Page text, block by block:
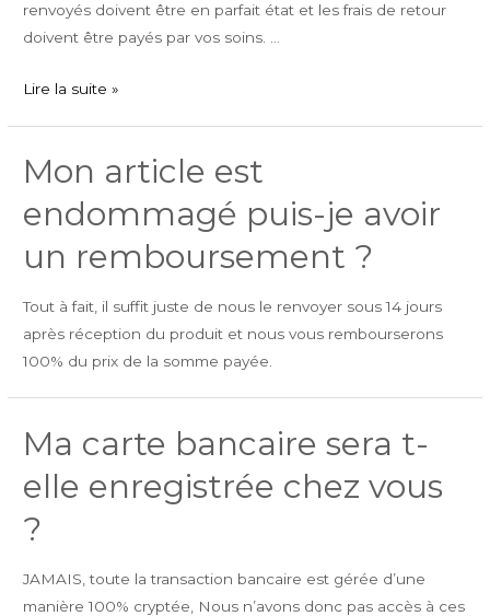
renvoyés doivent être en parfait état et les frais de retour
doivent être payés par vos soins. …
Comment
passe
je
ne
pas
satisfait
de
?
Lire la suite »
Mon article est
endommagé puis-je avoir
un remboursement ?
Tout à fait, il suffit juste de nous le renvoyer sous 14 jours
après réception du produit et nous vous rembourserons
100% du prix de la somme payée.
Ma carte bancaire sera t-
elle enregistrée chez vous
?
JAMAIS, toute la transaction bancaire est gérée d’une
manière 100% cryptée, Nous n’avons donc pas accès à ces